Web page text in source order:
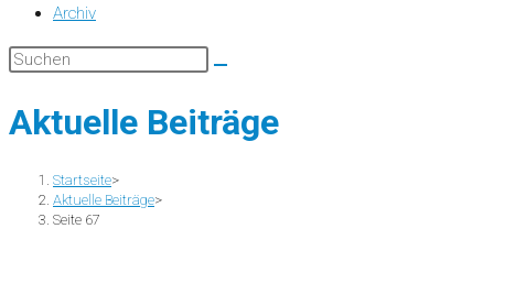
Archiv
Aktuelle Beiträge
Startseite>
Aktuelle Beiträge>
Seite 67